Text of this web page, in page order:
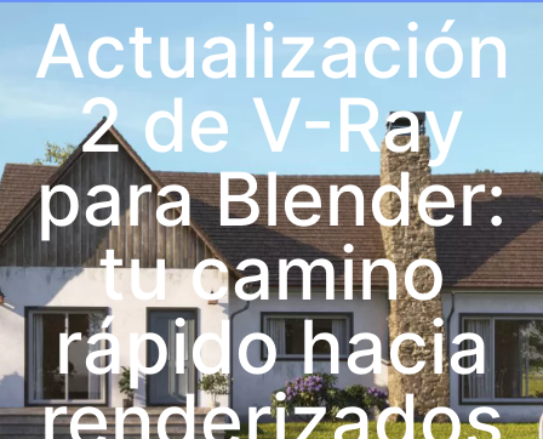
Actualización
2 de V-Ray
para Blender:
tu camino
rápido hacia
renderizados